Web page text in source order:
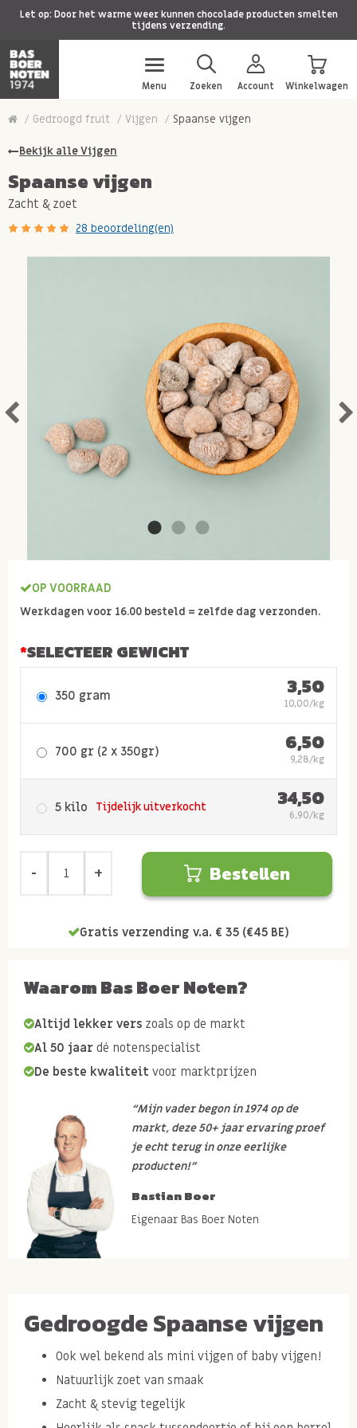
Let op: Door het warme weer kunnen chocolade producten smelten
tijdens verzending.
Menu Zoeken Account Winkelwagen
Gedroogd fruit Vijgen Spaanse vijgen
Bekijk alle Vijgen
Spaanse vijgen
Zacht & zoet
28 beoordeling(en)
OP VOORRAAD
Werkdagen voor 16.00 besteld = zelfde dag verzonden.
SELECTEER GEWICHT
350 gram 3,50
10,00/kg
700 gr (2 x 350gr) 6,50
9,28/kg
5 kilo Tijdelijk uitverkocht 34,50
6,90/kg
Bestellen
Gratis verzending v.a. € 35 (€45 BE)
Waarom Bas Boer Noten?
Altijd lekker vers zoals op de markt
Al 50 jaar dé notenspecialist
De beste kwaliteit voor marktprijzen
“Mijn vader begon in 1974 op de
markt, deze 50+ jaar ervaring proef
je echt terug in onze eerlijke
producten!”
Bastian Boer
Eigenaar Bas Boer Noten
Gedroogde Spaanse vijgen
Ook wel bekend als mini vijgen of baby vijgen!
Natuurlijk zoet van smaak
Zacht & stevig tegelijk